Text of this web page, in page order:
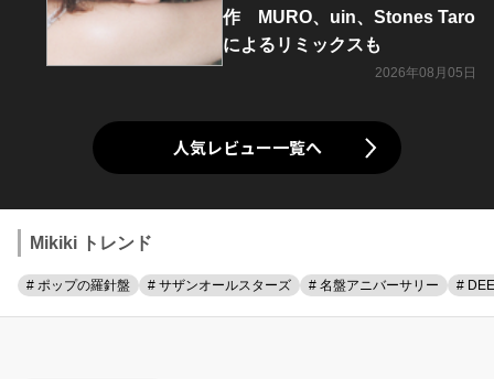
作 MURO、uin、Stones Taro
によるリミックスも
2026年08月05日
人気レビュー一覧へ
Mikiki トレンド
# ポップの羅針盤 # サザンオールスターズ # 名盤アニバーサリー #